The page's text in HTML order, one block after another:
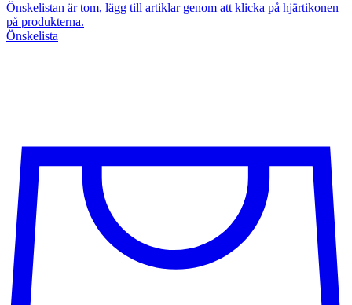
Önskelistan är tom, lägg till artiklar genom att klicka på hjärtikonen
på produkterna.
Önskelista